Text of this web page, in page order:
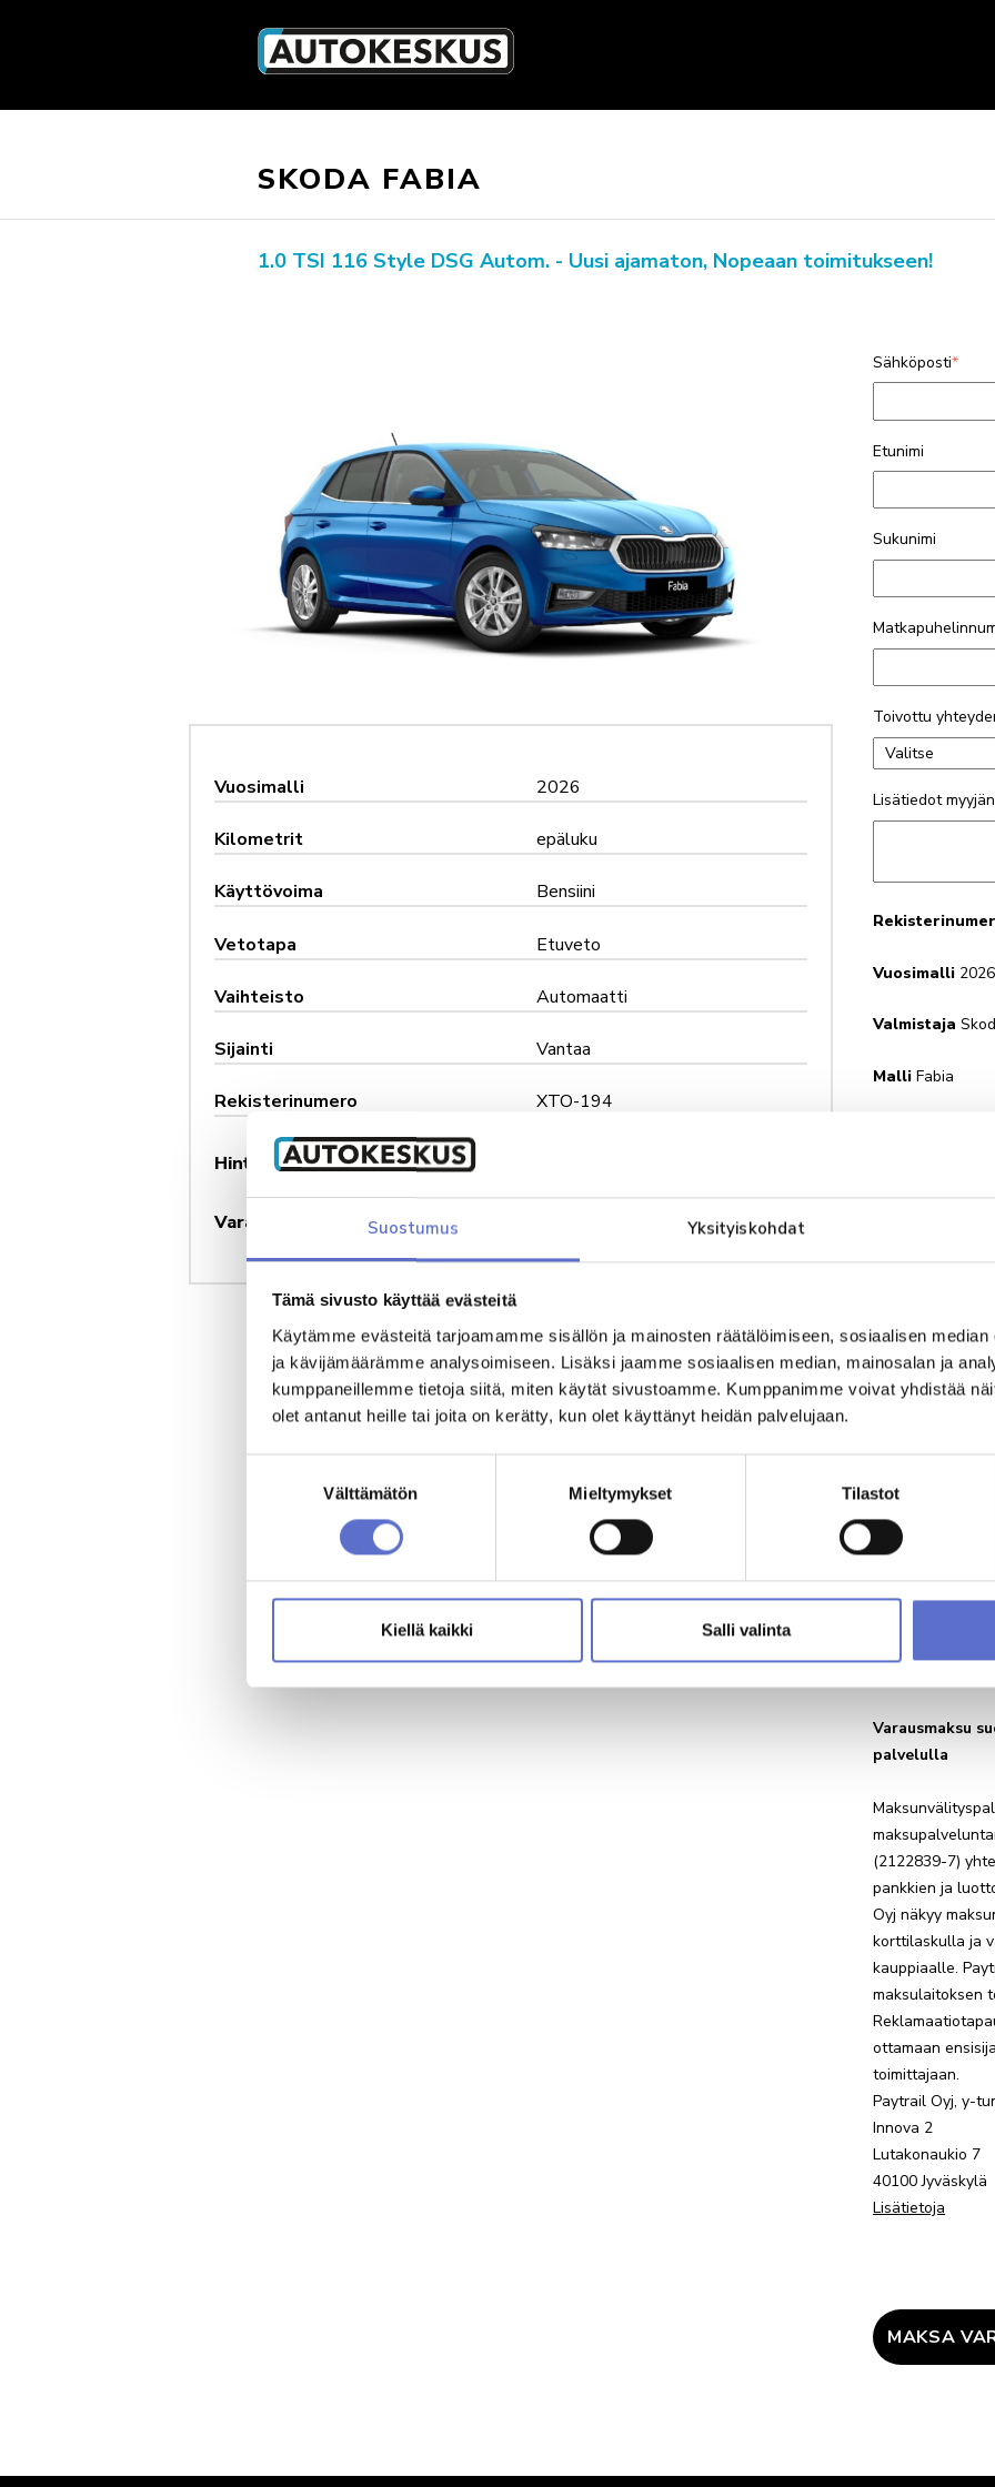
Suostumus Yksityiskohdat
Tämä sivusto käyttää evästeitä
Käytämme evästeitä tarjoamamme sisällön ja mainosten räätälöimiseen, sosiaalisen
ja kävijämäärämme analysoimiseen. Lisäksi jaamme sosiaalisen median, mainosalan ja
kumppaneillemme tietoja siitä, miten käytät sivustoamme. Kumppanimme voivat yhdistää
olet antanut heille tai joita on kerätty, kun olet käyttänyt heidän palvelujaan.
Välttämätön Mieltymykset Tilastot
Kiellä kaikki Salli valinta
SKODA FABIA
1.0 TSI 116 Style DSG Autom. - Uusi ajamaton, Nopeaan toimitukseen!
2026
epäluku
Bensiini
Etuveto
Automaatti
Vantaa
XTO-194
Vuosimalli
Kilometrit
Käyttövoima
Vetotapa
Vaihteisto
Sijainti
Rekisterinumero
Hinta
Varausmaksu
Sähköposti*
Etunimi
Sukunimi
Toivottu
Lisätiedot
Vuosimalli 2026
Valmistaja
MalliFabia
auto
vielä
varten
Jos
Minulle saa
Varausmaksu
palvelulla
(2122839-7)
pankkien ja
Oyj näkyy
korttilaskulla ja
kauppiaalle.
maksulaitoksen
ottamaan
toimittajaan.
Paytrail Oyj, y-
Innova 2
Lutakonaukio 7
40100 Jyväskylä
Lisätietoja